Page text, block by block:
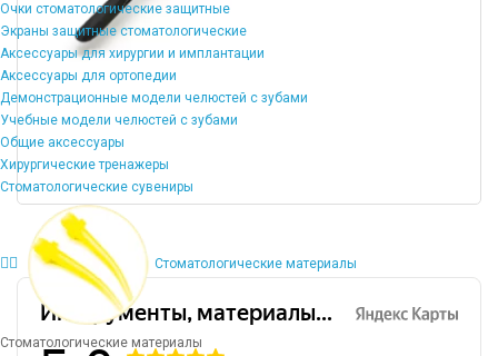
Очки стоматологические защитные
Экраны защитные стоматологические
Аксессуары для хирургии и имплантации
Аксессуары для ортопедии
Демонстрационные модели челюстей с зубами
Учебные модели челюстей с зубами
Общие аксессуары
Хирургические тренажеры
Стоматологические сувениры
Стоматологические материалы
Стоматологические материалы